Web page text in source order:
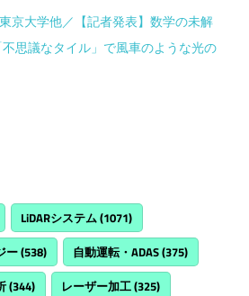
京大学他／【記者発表】数学の未解
思議なタイル」で風車のような光の
LiDARシステム(1071)
ー(538) 自動運転・ADAS(375)
(344) レーザー加工(325)